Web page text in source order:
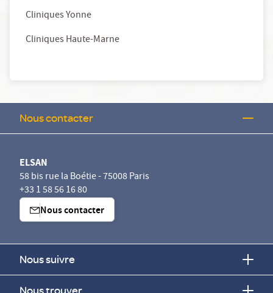
Cliniques Yonne
Cliniques Haute-Marne
Nous contacter
ELSAN
58 bis rue la Boétie - 75008 Paris
+33 1 58 56 16 80
Nous contacter
Nous suivre